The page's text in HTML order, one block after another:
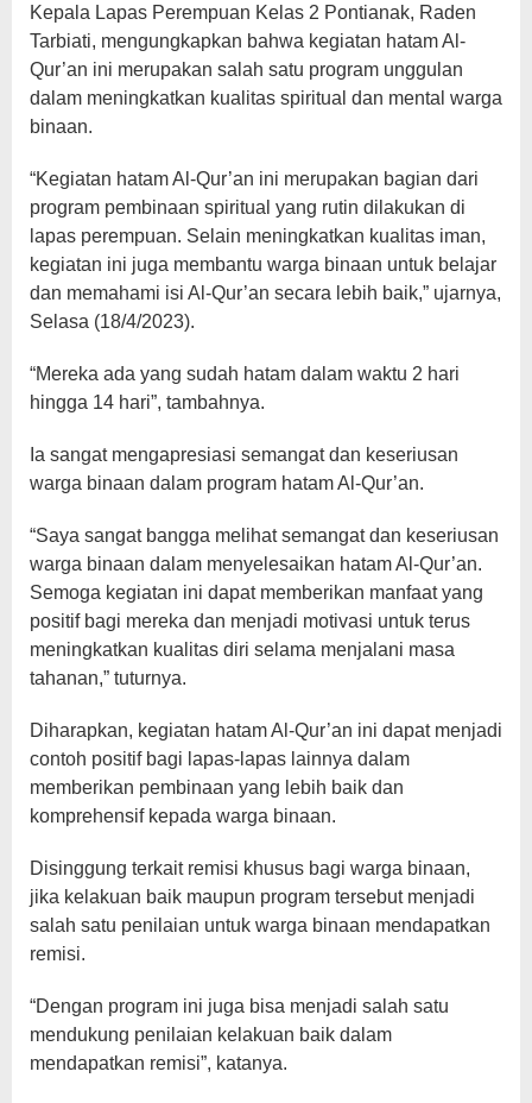
Kepala Lapas Perempuan Kelas 2 Pontianak, Raden
Tarbiati, mengungkapkan bahwa kegiatan hatam Al-
Qur’an ini merupakan salah satu program unggulan
dalam meningkatkan kualitas spiritual dan mental warga
binaan.
“Kegiatan hatam Al-Qur’an ini merupakan bagian dari
program pembinaan spiritual yang rutin dilakukan di
lapas perempuan. Selain meningkatkan kualitas iman,
kegiatan ini juga membantu warga binaan untuk belajar
dan memahami isi Al-Qur’an secara lebih baik,” ujarnya,
Selasa (18/4/2023).
“Mereka ada yang sudah hatam dalam waktu 2 hari
hingga 14 hari”, tambahnya.
Ia sangat mengapresiasi semangat dan keseriusan
warga binaan dalam program hatam Al-Qur’an.
“Saya sangat bangga melihat semangat dan keseriusan
warga binaan dalam menyelesaikan hatam Al-Qur’an.
Semoga kegiatan ini dapat memberikan manfaat yang
positif bagi mereka dan menjadi motivasi untuk terus
meningkatkan kualitas diri selama menjalani masa
tahanan,” tuturnya.
Diharapkan, kegiatan hatam Al-Qur’an ini dapat menjadi
contoh positif bagi lapas-lapas lainnya dalam
memberikan pembinaan yang lebih baik dan
komprehensif kepada warga binaan.
Disinggung terkait remisi khusus bagi warga binaan,
jika kelakuan baik maupun program tersebut menjadi
salah satu penilaian untuk warga binaan mendapatkan
remisi.
“Dengan program ini juga bisa menjadi salah satu
mendukung penilaian kelakuan baik dalam
mendapatkan remisi”, katanya.